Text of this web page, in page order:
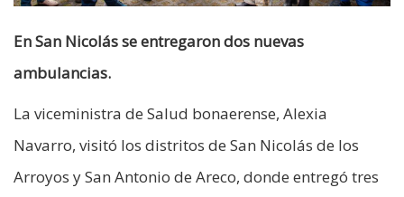
En San Nicolás se entregaron dos nuevas
ambulancias.
La viceministra de Salud bonaerense, Alexia
Navarro, visitó los distritos de San Nicolás de los
Arroyos y San Antonio de Areco, donde entregó tres